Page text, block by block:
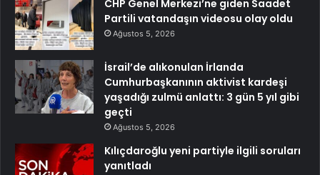
CHP Genel Merkezi’ne giden Saadet
Partili vatandaşın videosu olay oldu
Ağustos 5, 2026
İsrail’de alıkonulan İrlanda
Cumhurbaşkanının aktivist kardeşi
yaşadığı zulmü anlattı: 3 gün 5 yıl gibi
geçti
Ağustos 5, 2026
Kılıçdaroğlu yeni partiyle ilgili soruları
yanıtladı